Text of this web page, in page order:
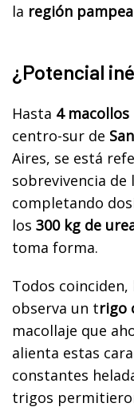
la región
¿Potencial
Hasta 4
centro-sur de
Aires, se está
sobrevivencia de
completando
los 300 kg de
toma forma.
Todos coinciden,
observa un trigo
macollaje que
alienta estas
constantes
trigos